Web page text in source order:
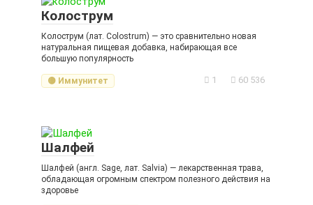
Колострум
Колострум (лат. Colostrum) — это сравнительно новая
натуральная пищевая добавка, набирающая все
большую популярность
🟡 Иммунитет 1 60 536
Шалфей
Шалфей (англ. Sage, лат. Salvia) — лекарственная трава,
обладающая огромным спектром полезного действия на
здоровье